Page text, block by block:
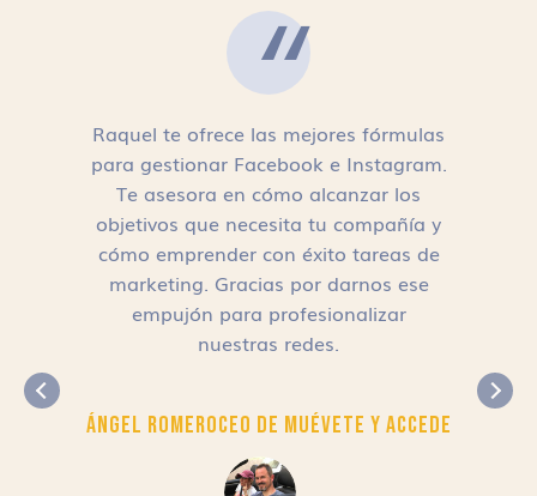
Raquel te ofrece las mejores fórmulas
para gestionar Facebook e Instagram.
Te asesora en cómo alcanzar los
objetivos que necesita tu compañía y
cómo emprender con éxito tareas de
marketing. Gracias por darnos ese
empujón para profesionalizar
nuestras redes.
Ángel RomeroCEO de Muévete y Accede